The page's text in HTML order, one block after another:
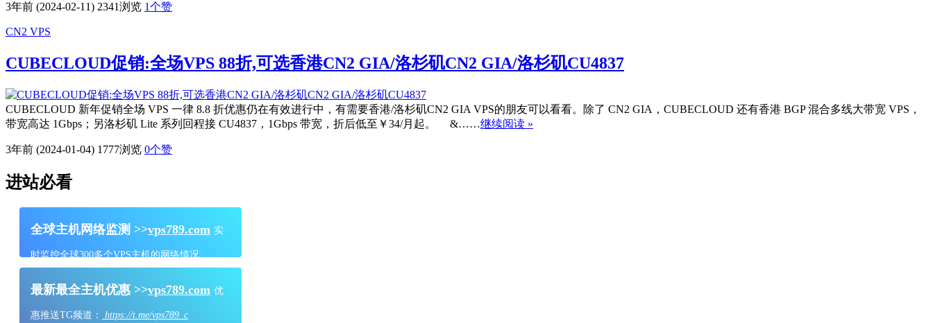
3年前 (2024-02-11) 2341浏览 1个赞
CN2 VPS
CUBECLOUD促销:全场VPS 88折,可选香港CN2 GIA/洛杉矶CN2 GIA/洛杉矶CU4837
CUBECLOUD 新年促销全场 VPS 一律 8.8 折优惠仍在有效进行中，有需要香港/洛杉矶CN2 GIA VPS的朋友可以看看。除了 CN2 GIA，CUBECLOUD 还有香港 BGP 混合多线大带宽 VPS，
带宽高达 1Gbps；另洛杉矶 Lite 系列回程接 CU4837，1Gbps 带宽，折后低至￥34/月起。 &……继续阅读 »
3年前 (2024-01-04) 1777浏览 0个赞
进站必看
全球主机网络监测 >>vps789.com 实
时监控全球300多个VPS主机的网络情况
最新最全主机优惠 >>vps789.com 优
惠推送TG频道： https://t.me/vps789_c